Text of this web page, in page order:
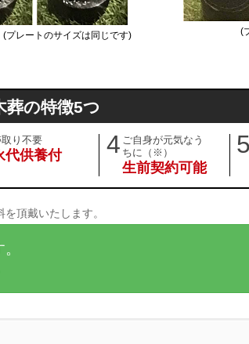
(プレートのサイズは同じです) (
葬の特徴5つ
取り不要
代供養付 4 ご自身が元気なう
ちに（※）
生前契約可能
5
頂戴いたします。